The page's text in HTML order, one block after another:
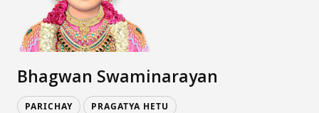
Bhagwan Swaminarayan
PARICHAY PRAGATYA HETU